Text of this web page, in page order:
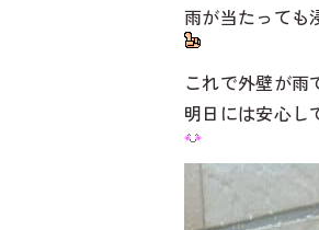
雨が当たっても
これで外壁が雨
明日には安心し